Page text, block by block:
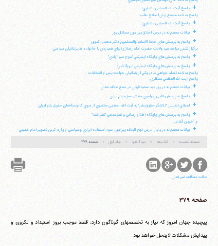
+
پاسخ آيت الله العظمي منتظري:
پاسخ به نامه مجمع زنان اصلاح طلب
+ پاسخ آيت الله العظمي منتظري:
+ بيانات معظم له در درس اخلاق پيرامون مسائل روز
+
پاسخ به پرسش هاي حجة الاسلام والمسلمين دكتر محسن كديور
برگزار نشدن مراسم عيد ولادت حضرت امام رضا(ع) براي همدردي با خانواده هايزندانيان سياسي
+ پاسخ به پرسش هاي پايگاه اينترنتي "موج سبز آزادي"
+
پاسخ به پرسش هاي پايگاه اينترنتي "روزآنلاين"
پاسخ به نامه تظلم خواهي مادر يكي از زندانيان حوادث پس از انتخابات
پاسخ آيت الله العظمي منتظري:
+ بيانات معظم له در روز عيد سعيد قربان در جمع علاقه مندان
+ پاسخ به پرسش هايي پيرامون جنبش سبز مردم ايران
+ اعطاي تنديس "تلاشگر حقوق بشر" به آيت الله العظمي منتظري از سوي كانونمدافعان حقوق بشر ايران
+
پاسخ به پرسش هاي پايگاه اطلاع رساني و نظرسنجي "نظر شما"
و آخرين گفتار...
+ بيانات معظم له در پايان درس نهج البلاغه پيرامون سوء استفاده ابزاري وسياسي از پاره كردن تصوير امام خميني
صفحه نخست کتاب‌ها دیدگاهها جلد اول صفحه ۳۷۹
حالت مطالعه غیر فعال
صفحه ۳۷۹
پیچیده جهان امروز که نیاز به تخصصهای گوناگون دارد، قطعا موجب بروز استبداد و تکروی و
پیدایش مشکلات لاینحل خواهد بود.